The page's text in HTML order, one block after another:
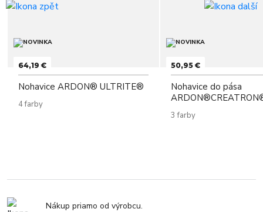
64,19 €
Nohavice ARDON® ULTRITE®
4 farby
50,95 €
Nohavice do pása
3 farby
Nákup priamo od výrobcu.